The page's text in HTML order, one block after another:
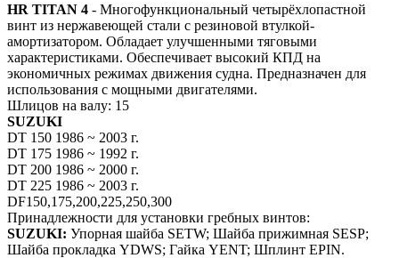
HR TITAN 4 - Многофункциональный четырёхлопастной
винт из нержавеющей стали с резиновой втулкой-
амортизатором. Обладает улучшенными тяговыми
характеристиками. Обеспечивает высокий КПД на
экономичных режимах движения судна. Предназначен для
использования с мощными двигателями.
Шлицов на валу: 15
SUZUKI
DT 150 1986 ~ 2003 г.
DT 175 1986 ~ 1992 г.
DT 200 1986 ~ 2000 г.
DT 225 1986 ~ 2003 г.
DF150,175,200,225,250,300
Принадлежности для установки гребных винтов:
SUZUKI: Упорная шайба SETW; Шайба прижимная SESP;
Шайба прокладка YDWS; Гайка YENT; Шплинт EPIN.